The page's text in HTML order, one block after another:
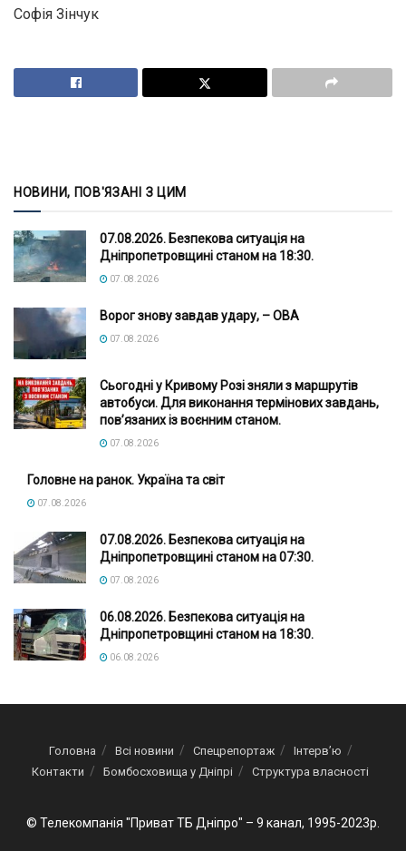
Софія Зінчук
НОВИНИ, ПОВ'ЯЗАНІ З ЦИМ
07.08.2026. Безпекова ситуація на
Дніпропетровщині станом на 18:30.
07.08.2026
Ворог знову завдав удару, – ОВА
07.08.2026
Сьогодні у Кривому Розі зняли з маршрутів
автобуси. Для виконання термінових завдань,
пов’язаних із воєнним станом.
07.08.2026
Головне на ранок. Україна та світ
07.08.2026
07.08.2026. Безпекова ситуація на
Дніпропетровщині станом на 07:30.
07.08.2026
06.08.2026. Безпекова ситуація на
Дніпропетровщині станом на 18:30.
06.08.2026
Головна Всі новини Спецрепортаж
Інтерв’ю
Контакти
Бомбосховища у Дніпрі Структура власності
© Телекомпанія "Приват ТБ Дніпро" – 9 канал, 1995-2023р.